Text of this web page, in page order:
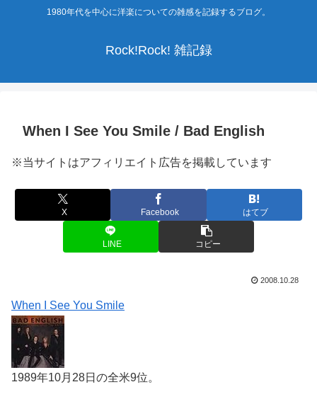
1980年代を中心に洋楽についての雑感を記録するブログ。
Rock!Rock! 雑記録
When I See You Smile / Bad English
※当サイトはアフィリエイト広告を掲載しています
X Facebook はてブ
LINE コピー
2008.10.28
When I See You Smile
1989年10月28日の全米9位。